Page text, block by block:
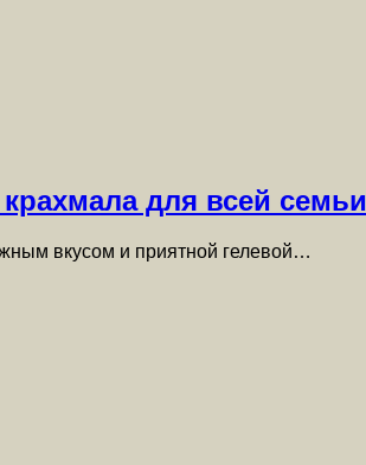
для всей семьи
вкусом и приятной гелевой…